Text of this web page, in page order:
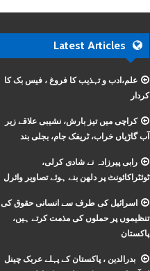
Latest Articles
علم،ادب و تہذیب کا فروغ ، فیس بک کا
کردار
کراچی میں تیز بارش، نشیبی علاقے زیر
آب گاڑیاں خراب، ٹریفک جام، بجلی بند
رابی پیرزادہ نے شادی کرلی،
ٹوئٹراکائونٹ پر دلھن بنے ہوئے تصاویر وائرل
اسرائیل کی طرف سے انسانی حقوق کی
تنظیموں پر حملوں کی مذمت کرتے ہیں،
پاکستان
بدرالدین ، پاکستان کے پہلے عربک چینل